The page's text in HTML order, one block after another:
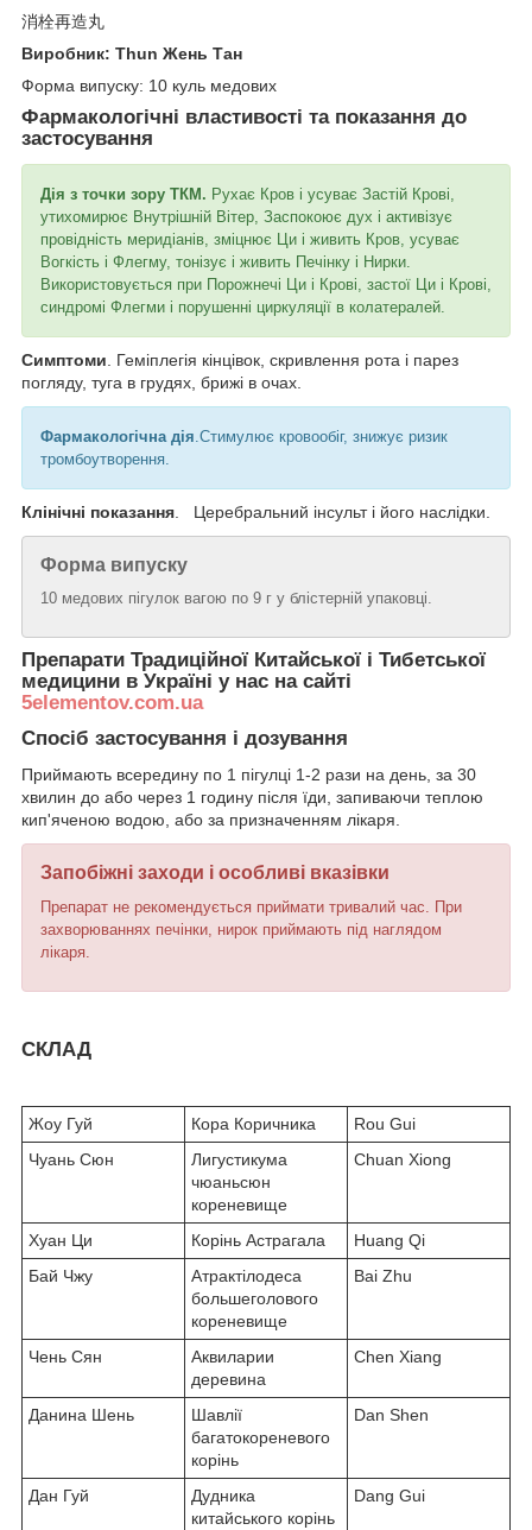
消栓再造丸
Виробник: Thun Жень Тан
Форма випуску: 10 куль медових
Фармакологічні властивості та показання до
застосування
Дія з точки зору ТКМ. Рухає Кров і усуває Застій Крові,
утихомирює Внутрішній Вітер, Заспокоює дух і активізує
провідність меридіанів, зміцнює Ци і живить Кров, усуває
Вогкість і Флегму, тонізує і живить Печінку і Нирки.
Використовується при Порожнечі Ци і Крові, застої Ци і Крові,
синдромі Флегми і порушенні циркуляції в колатералей.
Симптоми . Геміплегія кінцівок, скривлення рота і парез
погляду, туга в грудях, брижі в очах.
Фармакологічна дія .Стимулює кровообіг, знижує ризик
тромбоутворення.
Клінічні показання . Церебральний інсульт і його наслідки.
Форма випуску
10 медових пігулок вагою по 9 г у блістерній упаковці.
Препарати Традиційної Китайської і Тибетської
медицини в Україні у нас на сайті
5elementov.com.ua
Спосіб застосування і дозування
Приймають всередину по 1 пігулці 1-2 рази на день, за 30
хвилин до або через 1 годину після їди, запиваючи теплою
кип'яченою водою, або за призначенням лікаря.
Запобіжні заходи і особливі вказівки
Препарат не рекомендується приймати тривалий час. При
захворюваннях печінки, нирок приймають під наглядом
лікаря.
СКЛАД
Жоу Гуй Кора Коричника
Rou Gui
Чуань Сюн
Лигустикума
чюаньсюн
кореневище
Chuan Xiong
Хуан Ци Корінь Астрагала
Huang Qi
Бай Чжу
Атрактілодеса
большеголового
кореневище
Bai Zhu
Чень Сян
Аквиларии
деревина
Chen Xiang
Данина Шень
Шавлії
багатокореневого
корінь
Dan Shen
Дан Гуй
Дудника
китайського корінь
Dang Gui